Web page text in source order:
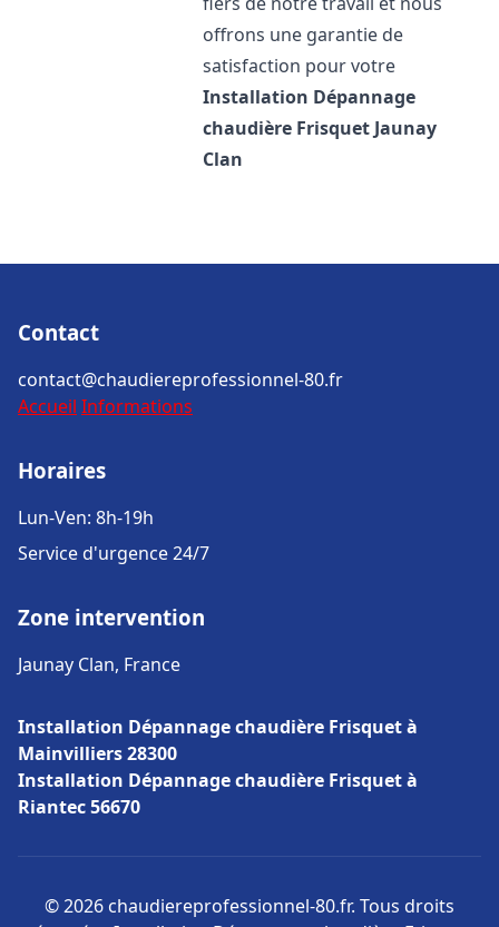
offrons une garantie de
satisfaction pour votre
Installation Dépannage
chaudière Frisquet Jaunay
Clan
Contact
contact@chaudiereprofessionnel-80.fr
Accueil Informations
Horaires
Lun-Ven: 8h-19h
Service d'urgence 24/7
Zone intervention
Jaunay Clan, France
Installation Dépannage chaudière Frisquet à
Mainvilliers 28300
Installation Dépannage chaudière Frisquet à
Riantec 56670
© 2026 chaudiereprofessionnel-80.fr. Tous droits